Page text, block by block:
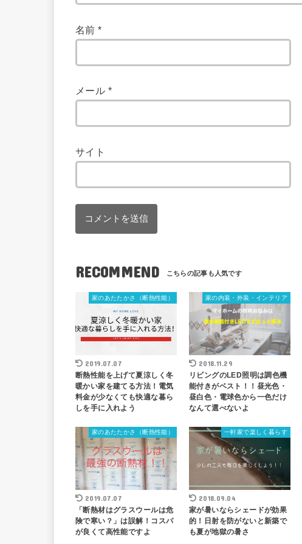
名前*
メール *
サイト
RECOMMEND
家のあたたかさ（断熱性能）
2019.07.07
断熱性能を上げて夏涼しく冬
暖かい家を建てる方法！電気
料金が少なくても快適な暮ら
しを手に入れよう
家の内装・外装・インテリア
2018.11.29
リビングのLED照明は調色機
能付きがベスト！！昼光色・
昼白色・電球色から一色だけ
なんて選べないよ
家のあたたかさ（断熱性能）
2019.07.07
「断熱材はグラスウールは危
険で寒い？」は誤解！コスパ
が良くて高性能ですよ
一軒家で楽しく暮らす
2018.09.04
家が暑いならシェードが効果
的！日射を防がないと新築で
も夏が地獄の暑さ